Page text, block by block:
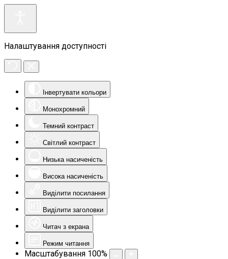
Налаштування доступності
Інвертувати кольори
Монохромний
Темний контраст
Світлий контраст
Низька насиченість
Висока насиченість
Виділити посилання
Виділити заголовки
Читач з екрана
Режим читання
Масштабування 100%